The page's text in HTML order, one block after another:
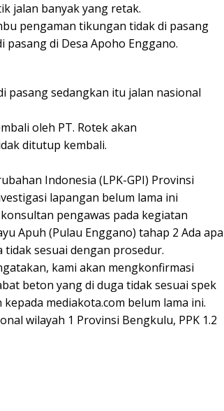
jalan banyak yang retak.
pengaman tikungan tidak di pasang
di Desa Apoho Enggano.
pasang sedangkan itu jalan nasional
oleh PT. Rotek akan
ditutup kembali.
Indonesia (LPK-GPI) Provinsi
lapangan belum lama ini
pengawas pada kegiatan
Apuh (Pulau Enggano) tahap 2 Ada apa
sesuai dengan prosedur.
kami akan mengkonfirmasi
beton yang di duga tidak sesuai spek
mediakota.com belum lama ini.
wilayah 1 Provinsi Bengkulu, PPK 1.2